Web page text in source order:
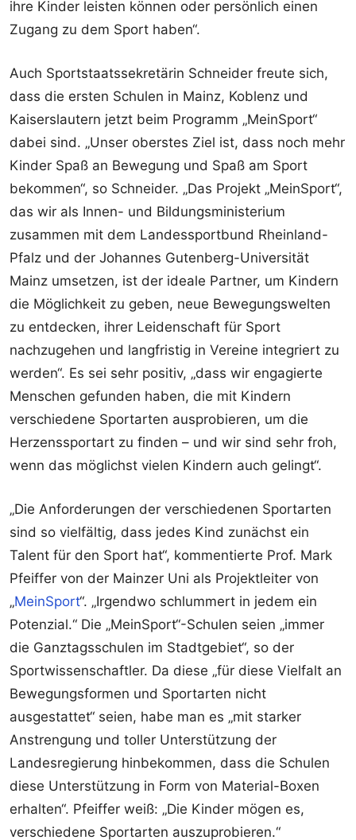
ihre Kinder leisten können oder persönlich einen
Zugang zu dem Sport haben“.
Auch Sportstaatssekretärin Schneider freute sich,
dass die ersten Schulen in Mainz, Koblenz und
Kaiserslautern jetzt beim Programm „MeinSport“
dabei sind. „Unser oberstes Ziel ist, dass noch mehr
Kinder Spaß an Bewegung und Spaß am Sport
bekommen“, so Schneider. „Das Projekt „MeinSport“,
das wir als Innen- und Bildungsministerium
zusammen mit dem Landessportbund Rheinland-
Pfalz und der Johannes Gutenberg-Universität
Mainz umsetzen, ist der ideale Partner, um Kindern
die Möglichkeit zu geben, neue Bewegungswelten
zu entdecken, ihrer Leidenschaft für Sport
nachzugehen und langfristig in Vereine integriert zu
werden“. Es sei sehr positiv, „dass wir engagierte
Menschen gefunden haben, die mit Kindern
verschiedene Sportarten ausprobieren, um die
Herzenssportart zu finden – und wir sind sehr froh,
wenn das möglichst vielen Kindern auch gelingt“.
„Die Anforderungen der verschiedenen Sportarten
sind so vielfältig, dass jedes Kind zunächst ein
Talent für den Sport hat“, kommentierte Prof. Mark
Pfeiffer von der Mainzer Uni als Projektleiter von
„MeinSport“. „Irgendwo schlummert in jedem ein
Potenzial.“ Die „MeinSport“-Schulen seien „immer
die Ganztagsschulen im Stadtgebiet“, so der
Sportwissenschaftler. Da diese „für diese Vielfalt an
Bewegungsformen und Sportarten nicht
ausgestattet“ seien, habe man es „mit starker
Anstrengung und toller Unterstützung der
Landesregierung hinbekommen, dass die Schulen
diese Unterstützung in Form von Material-Boxen
erhalten“. Pfeiffer weiß: „Die Kinder mögen es,
verschiedene Sportarten auszuprobieren.“